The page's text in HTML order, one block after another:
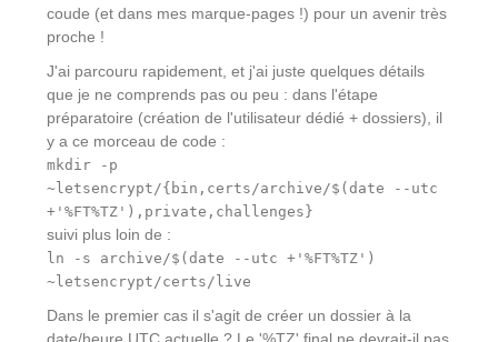
coude (et dans mes marque-pages !) pour un avenir très
proche !
J'ai parcouru rapidement, et j'ai juste quelques détails
que je ne comprends pas ou peu : dans l'étape
préparatoire (création de l'utilisateur dédié + dossiers), il
y a ce morceau de code :
mkdir -p
~letsencrypt/{bin,certs/archive/$(date --utc
+'%FT%TZ'),private,challenges}
suivi plus loin de :
ln -s archive/$(date --utc +'%FT%TZ')
~letsencrypt/certs/live
Dans le premier cas il s'agit de créer un dossier à la
date/heure UTC actuelle ? Le '%TZ' final ne devrait-il pas